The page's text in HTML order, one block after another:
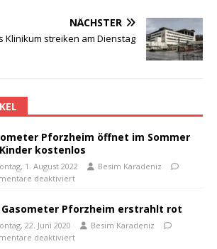
NÄCHSTER
Klinikum streiken am Dienstag
Pforzheim öffnet im Sommer
kostenlos
1. August 2022
Besim Karadeniz
deaktiviert
Gasometer Pforzheim erstrahlt rot
22. Juni 2020
Besim Karadeniz
deaktiviert